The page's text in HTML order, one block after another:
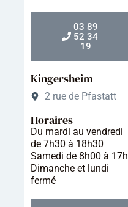
03 89
52 34
19
Kingersheim
2 rue de Pfastatt
Horaires
Du mardi au vendredi
de 7h30 à 18h30
Samedi de 8h00 à 17h
Dimanche et lundi
fermé